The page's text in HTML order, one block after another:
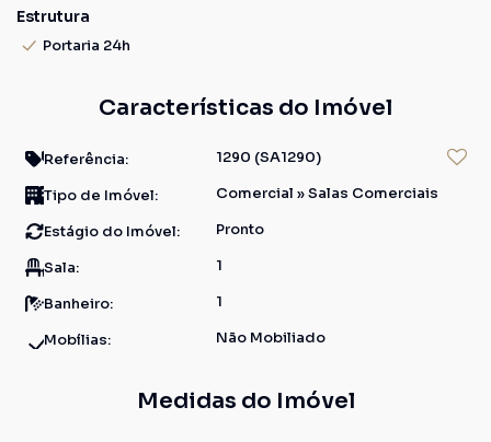
Estrutura
Portaria 24h
Características do Imóvel
Referência: 1290 (SA1290)
Tipo de Imóvel: Comercial »Salas Comerciais
Estágio do Imóvel: Pronto
Sala: 1
Banheiro: 1
Mobílias: Não Mobiliado
Medidas do Imóvel